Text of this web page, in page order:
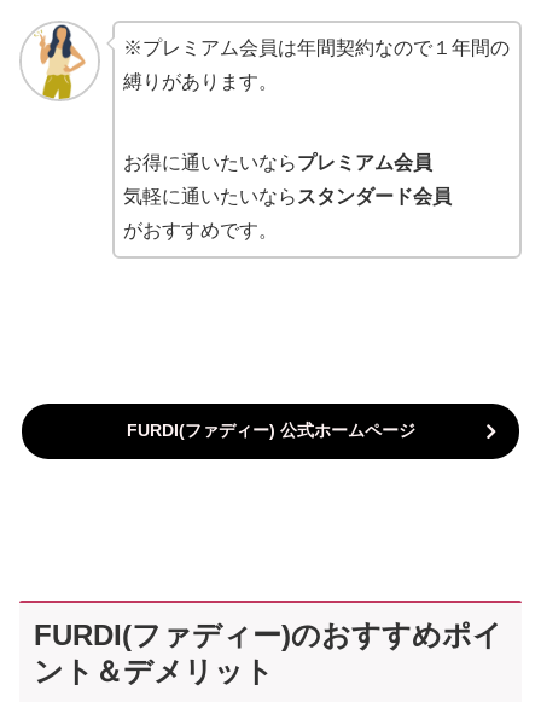
※プレミアム会員は年間契約なので１年間の
縛りがあります。
お得に通いたいならプレミアム会員
気軽に通いたいなら スタンダード会員
がおすすめです。
FURDI(ファディー) 公式ホームページ
FURDI(ファディー)のおすすめポイ
ント＆デメリット